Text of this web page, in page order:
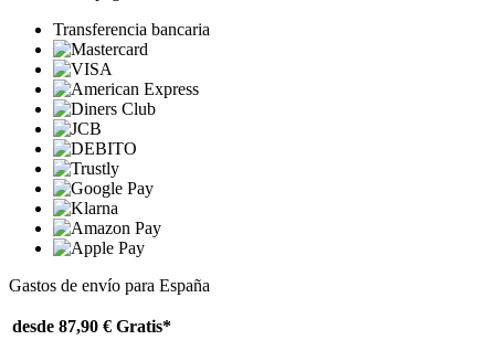
Transferencia bancaria
Gastos de envío para España
desde 87,90 € Gratis*